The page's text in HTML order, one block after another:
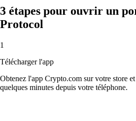
3 étapes pour ouvrir un
Protocol
1
Télécharger l'app
Obtenez l'app Crypto.com sur votre store
quelques minutes depuis votre téléphone.